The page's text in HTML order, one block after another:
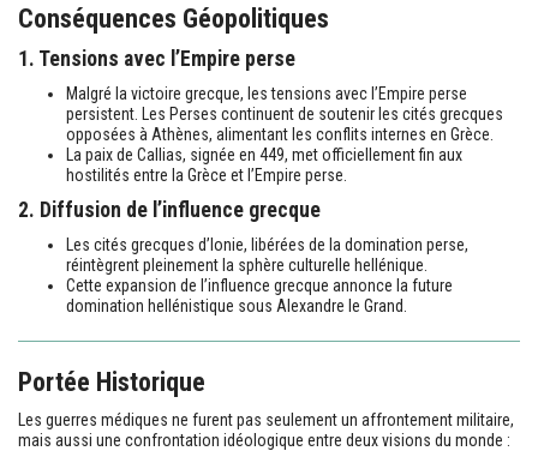
Conséquences Géopolitiques
1. Tensions avec l’Empire perse
Malgré la victoire grecque, les tensions avec l’Empire perse
persistent. Les Perses continuent de soutenir les cités grecques
opposées à Athènes, alimentant les conflits internes en Grèce.
La paix de Callias, signée en 449, met officiellement fin aux
hostilités entre la Grèce et l’Empire perse.
2. Diffusion de l’influence grecque
Les cités grecques d’Ionie, libérées de la domination perse,
réintègrent pleinement la sphère culturelle hellénique.
Cette expansion de l’influence grecque annonce la future
domination hellénistique sous Alexandre le Grand.
Portée Historique
Les guerres médiques ne furent pas seulement un affrontement militaire,
mais aussi une confrontation idéologique entre deux visions du monde :